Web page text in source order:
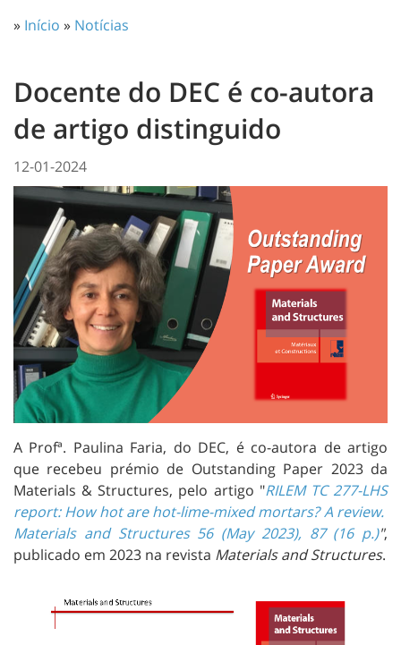
» Início » Notícias
Docente do DEC é co-autora
de artigo distinguido
12-01-2024
A Profª. Paulina Faria, do DEC, é co-autora de artigo
que recebeu prémio de Outstanding Paper 2023 da
Materials & Structures, pelo artigo "RILEM TC 277-LHS
report: How hot are hot-lime-mixed mortars? A review.
Materials and Structures 56 (May 2023), 87 (16 p.)",
publicado em 2023 na revista Materials and Structures.